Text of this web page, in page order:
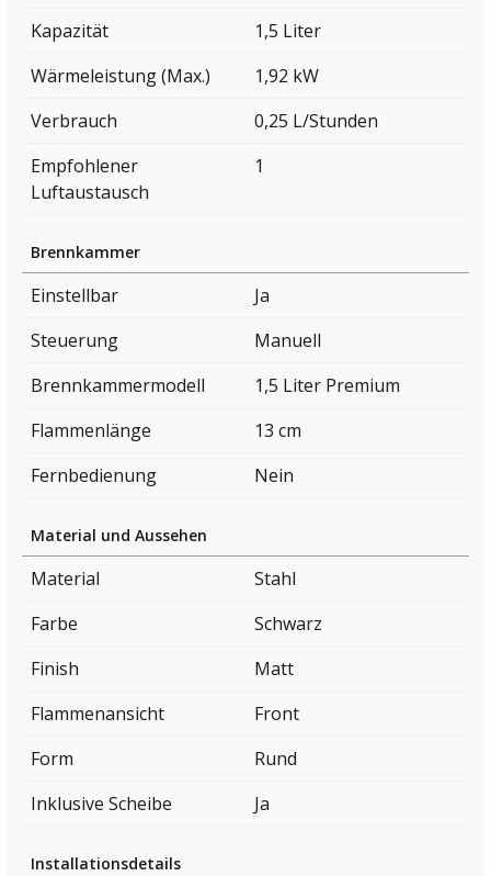
Kapazität
1,5 Liter
Wärmeleistung (Max.)
1,92 kW
Verbrauch
0,25 L/Stunden
Empfohlener
Luftaustausch
1
Brennkammer
Einstellbar
Ja
Steuerung
Manuell
Brennkammermodell
1,5 Liter Premium
Flammenlänge
13 cm
Fernbedienung
Nein
Material und Aussehen
Material
Stahl
Farbe
Schwarz
Finish
Matt
Flammenansicht
Front
Form
Rund
Inklusive Scheibe
Ja
Installationsdetails